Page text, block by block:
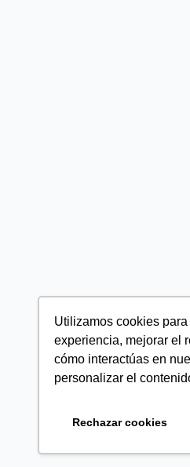
Utilizamos cookies
experiencia, mejorar el
cómo interactúas en
personalizar el
Rechazar cookies